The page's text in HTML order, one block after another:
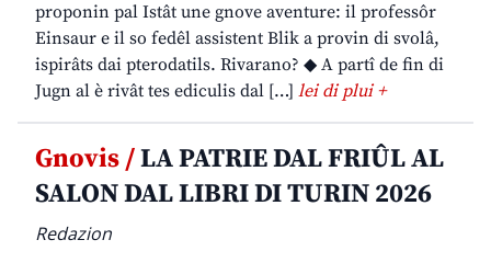
proponin pal Istât une gnove aventure: il professôr
Einsaur e il so fedêl assistent Blik a provin di svolâ,
ispirâts dai pterodatils. Rivarano? ◆ A partî de fin di
Jugn al è rivât tes ediculis dal […] lei di plui +
Gnovis /LA PATRIE DAL FRIÛL AL
SALON DAL LIBRI DI TURIN 2026
Redazion